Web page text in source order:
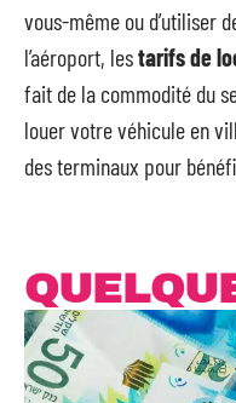
vous-même ou d’utiliser
l’aéroport, lestarifs de
fait de la commodité du
louer votre véhicule en
des terminaux pour